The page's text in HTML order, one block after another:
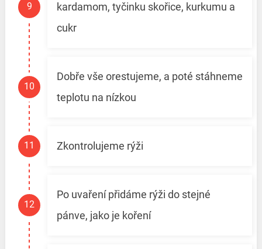
kardamom, tyčinku skořice, kurkumu a
cukr
Dobře vše orestujeme, a poté stáhneme
teplotu na nízkou
Zkontrolujeme rýži
Po uvaření přidáme rýži do stejné
pánve, jako je koření